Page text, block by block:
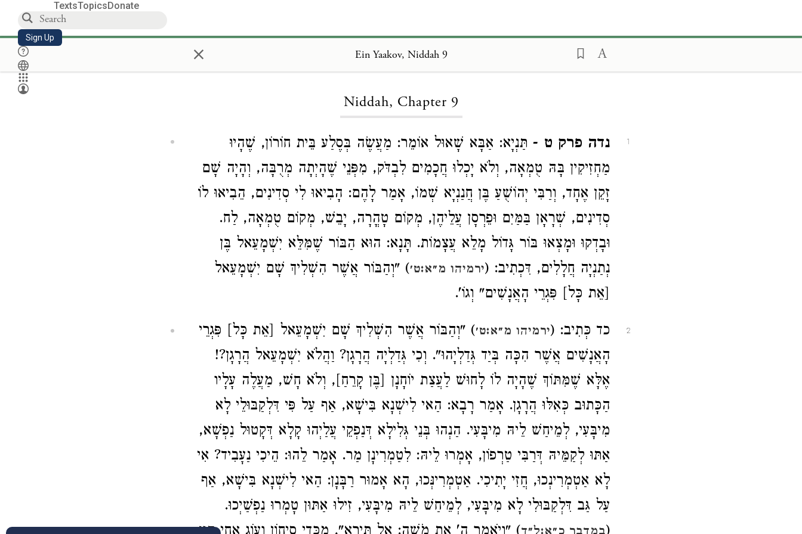
TextsTopicsDonate
Sign Up × Ein Yaakov, Niddah 9
Niddah, Chapter 9
1 נדה פרק ט - תַּנְיָא: אַבָּא שָׁאוּל אוֹמֵר: מַעֲשֶׂה בְּסֶלַע בֵּית חוֹרוֹן, שֶׁהָיוּ
מַחְזִיקִין בָּהּ טֻמְאָה, וְלֹא יָכְלוּ חֲכָמִים לִבְדֹּק, מִפְּנֵי שֶׁהָיְתָה מְרֻבָּה, וְהָיָה שָׁם
זָקֵן אֶחָד, וְרַבִּי יְהוֹשֻׁעַ בֶּן חֲנַנְיָא שְׁמוֹ, אָמַר לָהֶם: הָבִיאוּ לִי סְדִינִים, הֵבִיאוּ לוֹ
סְדִינִים, שְׁרָאָן בַּמַּיִם וּפֵרְסָן עֲלֵיהֶן, מְקוֹם טָהֳרָה, יָבֵשׁ, מְקוֹם טֻמְאָה, לַח.
וּבָדְקוּ וּמָצְאוּ בּוֹר גָּדוֹל מָלֵא עֲצָמוֹת. תָּנָא: הוּא הַבּוֹר שֶׁמִּלֵּא יִשְׁמָעֵאל בֶּן
נְתַנְיָה חֲלָלִים, דִּכְתִיב: (ירמיהו מ״א:ט׳) "וְהַבּוֹר אֲשֶׁר הִשְׁלִיךְ שָׁם יִשְׁמָעֵאל
[אֵת כָּל] פִּגְרֵי הָאֲנָשִׁים" וְגוֹ'.
2 כד כְּתִיב: (ירמיהו מ״א:ט׳) "וְהַבּוֹר אֲשֶׁר הִשְׁלִיךְ שָׁם יִשְׁמָעֵאל [אֵת כָּל] פִּגְרֵי
הָאֲנָשִׁים אֲשֶׁר הִכָּה בְּיַד גְּדַלְיָהוּ". וְכִי גְּדַלְיָה הֲרָגָן? וַהֲלֹא יִשְׁמָעֵאל הֲרָגָן?!
אֶלָּא שֶׁמִּתּוֹךְ שֶׁהָיָה לוֹ לָחוּשׁ לַעֲצַת יוֹחָנָן [בֶּן קָרֵחַ], וְלֹא חָשׁ, מַעֲלֶה עָלָיו
הַכָּתוּב כְּאִלּוּ הֲרָגָן. אָמַר רָבָא: הַאי לִישְׁנָא בִּישָׁא, אַף עַל פִּי דִּלְקַבּוּלֵי לָא
מִיבָּעִי, לְמֵיחַשׁ לֵיהּ מִיבָּעִי. הַנְהוּ בְּנֵי גְּלִילָא דְּנַפְקֵי עֲלַיְהוּ קָלָא דְּקָטוּל נַפְשָׁא,
אַתּוּ לְקַמֵּיהּ דְּרַבִּי טַרְפוֹן, אָמְרוּ לֵיהּ: לִטַמְרִינָן מַר. אָמַר לֵהוּ: הֵיכִי נַעָבִיד? אִי
לָא אַטְמְרִינְכוּ, חֲזִי יָתִיכִי. אַטְמְרִינְּכוּ, הָא אָמוּר רַבָּנָן: הַאי לִישְׁנָא בִּישָׁא, אַף
עַל גַּב דִּלְקַבּוּלִי לָא מִיבָּעִי, לְמֵיחַשׁ לֵיהּ מִיבָּעִי, זִילוּ אַתּוּן טָמְרוּ נַפְשַׁיְכוּ.